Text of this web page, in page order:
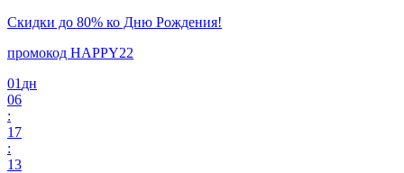
Скидки до 80% ко Дню Рождения!
промокод HAPPY22
01 дн
06
:
17
:
13